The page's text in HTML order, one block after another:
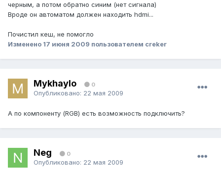
черным, а потом обратно синим (нет сигнала)
Вроде он автоматом должен находить hdmi...
Почистил кеш, не помогло
Изменено 17 июня 2009 пользователем creker
Mykhaylo 0
Опубликовано: 22 мая 2009
А по компоненту (RGB) есть возможность подключить?
Neg 0
Опубликовано: 22 мая 2009